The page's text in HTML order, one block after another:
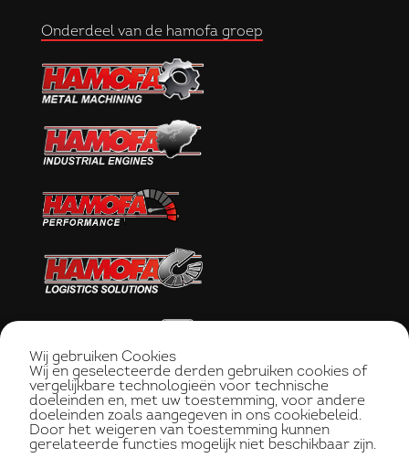
Wij gebruiken Cookies
Wij en geselecteerde derden gebruiken cookies of
vergelijkbare technologieën voor technische
doeleinden en, met uw toestemming, voor andere
doeleinden zoals aangegeven in ons cookiebeleid.
Door het weigeren van toestemming kunnen
gerelateerde functies mogelijk niet beschikbaar zijn.
Onderdeel van de hamofa groep